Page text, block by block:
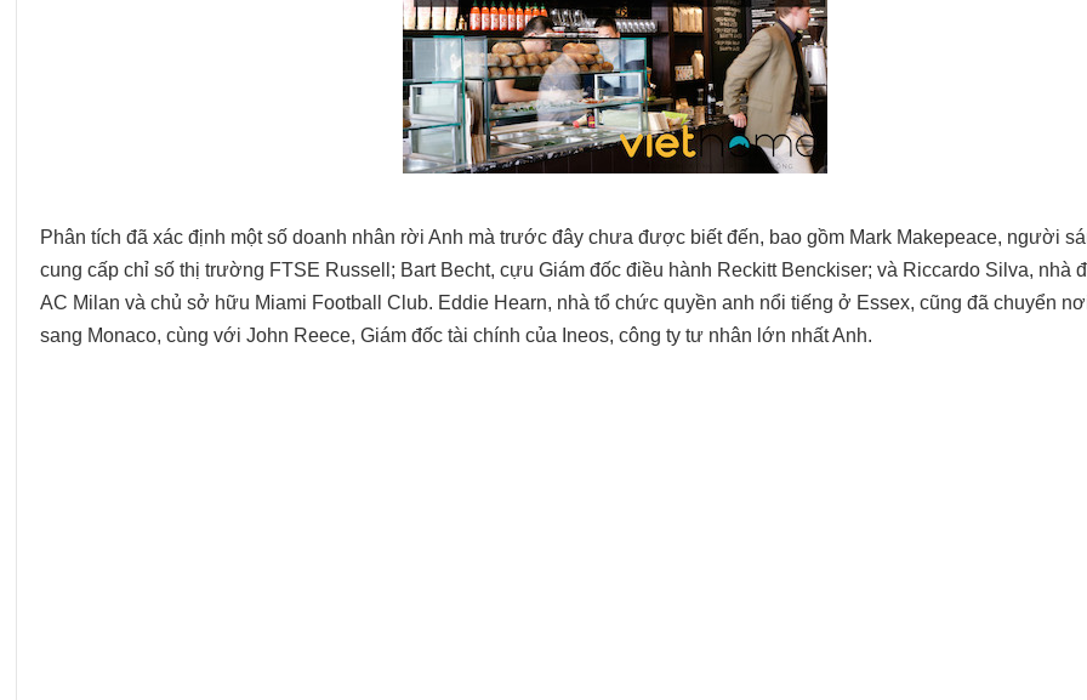
Phân tích đã xác định một số doanh nhân rời Anh mà trước đây chưa được biết đến, bao gồm Mark Makepeace, người
cung cấp chỉ số thị trường FTSE Russell; Bart Becht, cựu Giám đốc điều hành Reckitt Benckiser; và Riccardo Silva, nhà
AC Milan và chủ sở hữu Miami Football Club. Eddie Hearn, nhà tổ chức quyền anh nổi tiếng ở Essex, cũng đã chuyển
sang Monaco, cùng với John Reece, Giám đốc tài chính của Ineos, công ty tư nhân lớn nhất Anh.